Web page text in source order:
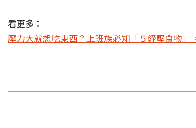
看更多：
壓力大就想吃東西？上班族必知「５紓壓食物